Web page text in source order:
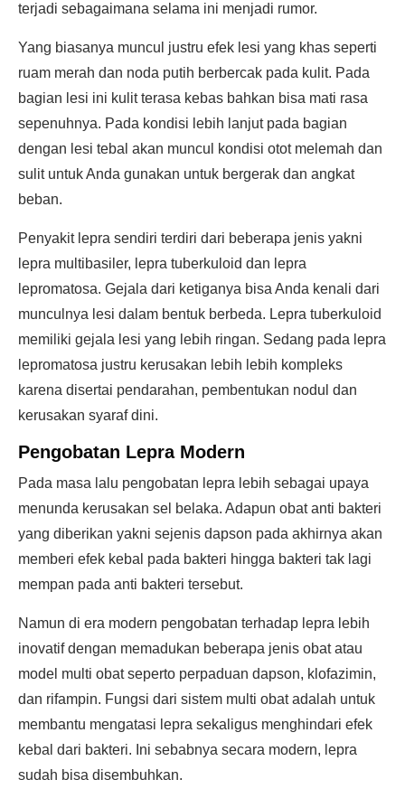
terjadi sebagaimana selama ini menjadi rumor.
Yang biasanya muncul justru efek lesi yang khas seperti
ruam merah dan noda putih berbercak pada kulit. Pada
bagian lesi ini kulit terasa kebas bahkan bisa mati rasa
sepenuhnya. Pada kondisi lebih lanjut pada bagian
dengan lesi tebal akan muncul kondisi otot melemah dan
sulit untuk Anda gunakan untuk bergerak dan angkat
beban.
Penyakit lepra sendiri terdiri dari beberapa jenis yakni
lepra multibasiler, lepra tuberkuloid dan lepra
lepromatosa. Gejala dari ketiganya bisa Anda kenali dari
munculnya lesi dalam bentuk berbeda. Lepra tuberkuloid
memiliki gejala lesi yang lebih ringan. Sedang pada lepra
lepromatosa justru kerusakan lebih lebih kompleks
karena disertai pendarahan, pembentukan nodul dan
kerusakan syaraf dini.
Pengobatan LepraModern
Pada masa lalu pengobatan lepra lebih sebagai upaya
menunda kerusakan sel belaka. Adapun obat anti bakteri
yang diberikan yakni sejenis dapson pada akhirnya akan
memberi efek kebal pada bakteri hingga bakteri tak lagi
mempan pada anti bakteri tersebut.
Namun di era modern pengobatan terhadap lepra lebih
inovatif dengan memadukan beberapa jenis obat atau
model multi obat seperto perpaduan dapson, klofazimin,
dan rifampin. Fungsi dari sistem multi obat adalah untuk
membantu mengatasi lepra sekaligus menghindari efek
kebal dari bakteri. Ini sebabnya secara modern, lepra
sudah bisa disembuhkan.